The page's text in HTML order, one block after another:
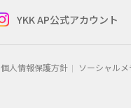
YKK AP公式アカウント
個人情報保護方針 ソーシャル